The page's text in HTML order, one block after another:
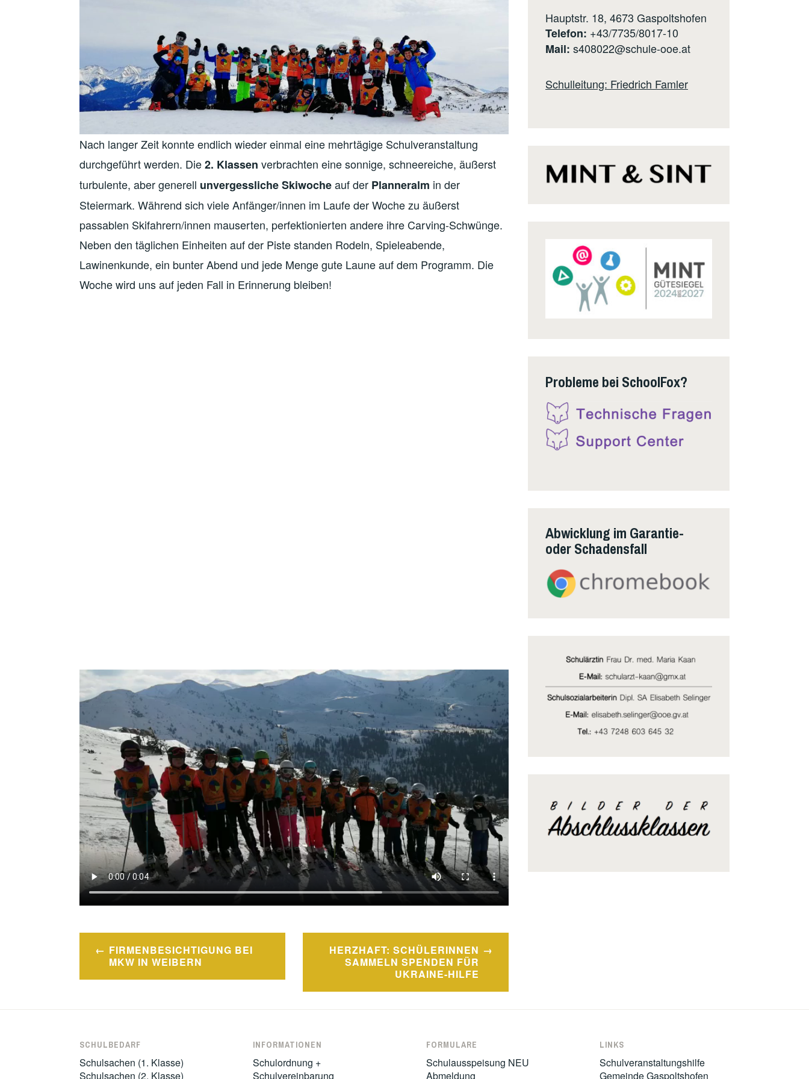
Nach langer Zeit konnte endlich wieder einmal eine mehrtägige Schulveranstaltung
durchgeführt werden. Die2. Klassen verbrachten eine sonnige, schneereiche, äußerst
turbulente, aber generell unvergessliche Skiwocheauf der Planneralm in der
Steiermark. Während sich viele Anfänger/innen im Laufe der Woche zu äußerst
passablen Skifahrern/innen mauserten, perfektionierten andere ihre Carving-Schwünge.
Neben den täglichen Einheiten auf der Piste standen Rodeln, Spieleabende,
Lawinenkunde, ein bunter Abend und jede Menge gute Laune auf dem Programm. Die
Woche wird uns auf jeden Fall in Erinnerung bleiben!
Beitragsnavigation
FIRMENBESICHTIGUNG BEI
MKW IN WEIBERN
HERZHAFT: SCHÜLERINNEN
SAMMELN SPENDEN FÜR
UKRAINE-HILFE
Hauptstr. 18, 4673 Gaspoltshofen
Telefon: +43/7735/8017-10
Mail: s408022@schule-ooe.at
Schulleitung: Friedrich Famler
Probleme bei SchoolFox?
Abwicklung im Garantie-
oder Schadensfall
SCHULBEDARF
Schulsachen (1. Klasse)
Schulsachen (2. Klasse)
INFORMATIONEN
Schulordnung +
Schulvereinbarung
FORMULARE
Schulausspeisung NEU
Abmeldung
LINKS
Schulveranstaltungshilfe
Gemeinde Gaspoltshofen